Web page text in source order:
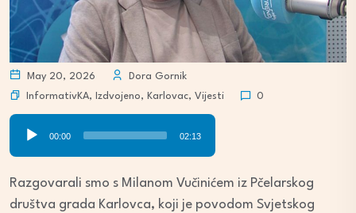
May 20, 2026
Dora Gornik
InformativKA, Izdvojeno, Karlovac, Vijesti 0
00:00 02:13
Razgovarali smo s Milanom Vučinićem iz Pčelarskog
društva grada Karlovca, koji je povodom Svjetskog